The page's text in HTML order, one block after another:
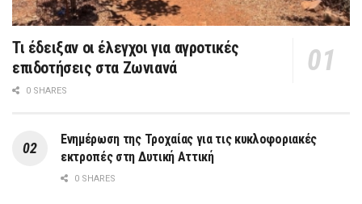
Τι έδειξαν οι έλεγχοι για αγροτικές
επιδοτήσεις στα Ζωνιανά
0 SHARES
Ενημέρωση της Τροχαίας για τις κυκλοφοριακές
εκτροπές στη Δυτική Αττική
0 SHARES